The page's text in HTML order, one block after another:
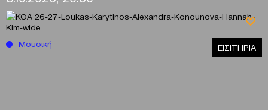
Μουσική ΕΙΣΙΤΗΡΙΑ